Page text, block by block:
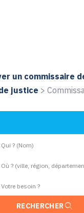
un commissaire
justice >
RECHERCHER